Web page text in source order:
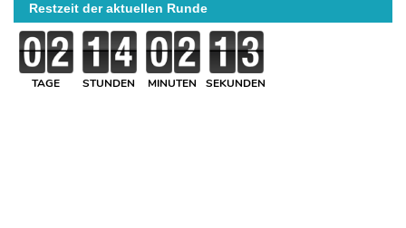
Restzeit der aktuellen Runde
TAGE STUNDEN MINUTEN SEKUNDEN